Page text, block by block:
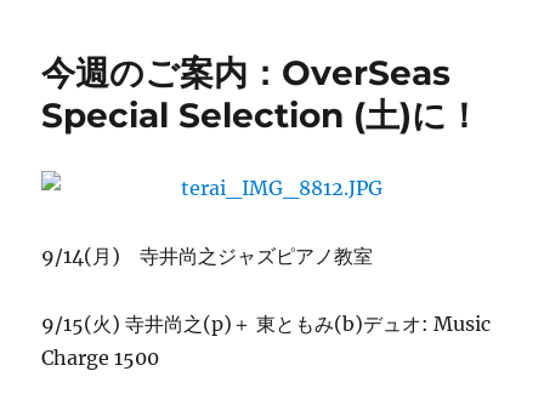
ー
寺
尚
ト
オ
本
今週のご案内：OverSeas
Special Selection (土)に！
9/14(月) 寺井尚之ジャズピアノ教室
9/15(火) 寺井尚之(p)＋ 東ともみ(b)デュオ: Music
Charge 1500